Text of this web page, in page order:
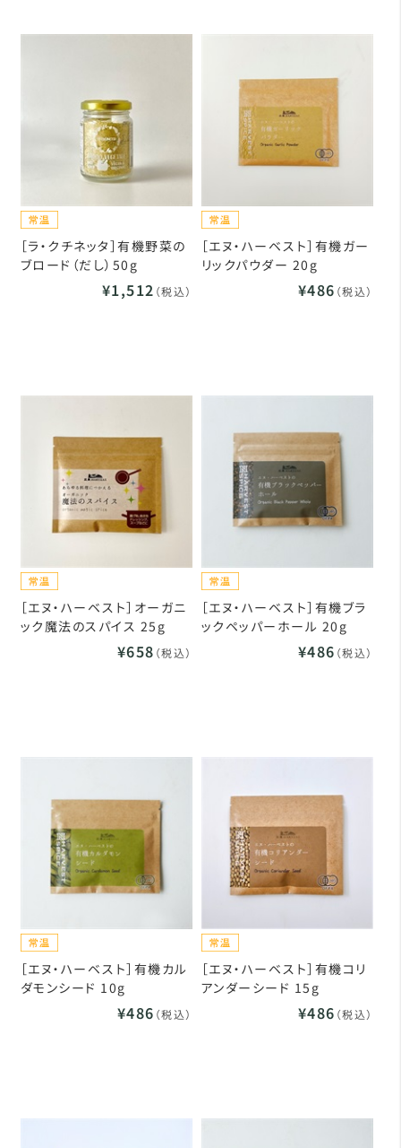
［ラ・クチネッタ］有機野菜の
ブロード（だし）50g
¥1,512 （税込）
［エヌ・ハーベスト］有機ガー
リックパウダー 20g
¥486 （税込）
［エヌ・ハーベスト］オーガニ
ック魔法のスパイス 25g
¥658 （税込）
［エヌ・ハーベスト］有機ブラ
ックペッパーホール 20g
¥486 （税込）
［エヌ・ハーベスト］有機カル
ダモンシード 10g
¥486 （税込）
［エヌ・ハーベスト］有機コリ
アンダーシード 15g
¥486 （税込）